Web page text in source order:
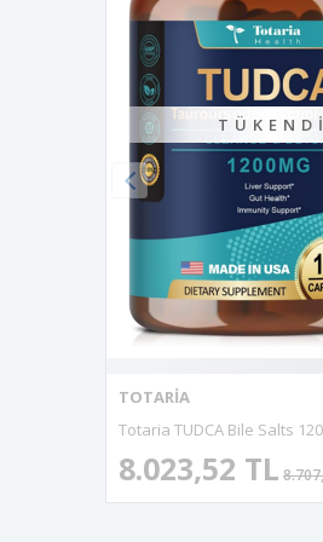
TÜKENDI
TOTARİA
8.023,52 TL 8.707,27 TL